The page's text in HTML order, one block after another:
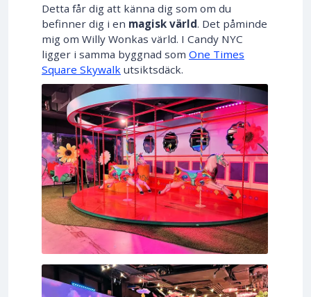
Detta får dig att känna dig som om du
befinner dig i en magisk värld. Det påminde
mig om Willy Wonkas värld. I Candy NYC
ligger i samma byggnad som One Times
Square Skywalk utsiktsdäck.